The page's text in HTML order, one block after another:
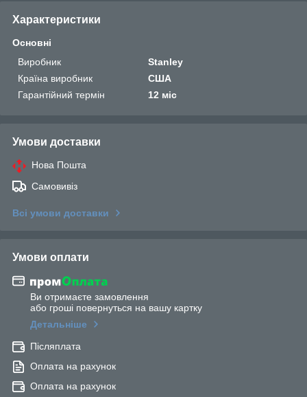
Характеристики
Основні
Виробник
Stanley
Країна виробник
США
Гарантійний термін
12 міс
Умови доставки
Нова Пошта
Самовивіз
Всі умови доставки
Умови оплати
Ви отримаєте замовлення
або гроші повернуться на вашу картку
Детальніше
Післяплата
Оплата на рахунок
Оплата на рахунок